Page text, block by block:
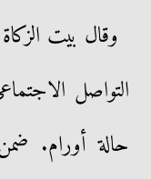
وقال بيت
حالة أورام.